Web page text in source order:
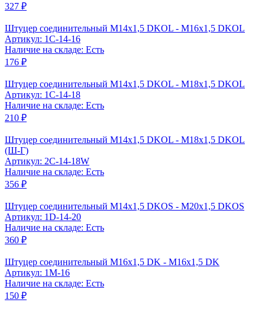
327 ₽
Штуцер соединительный M14x1,5 DKOL - M16x1,5 DKOL
Артикул: 1C-14-16
Наличие на складе: Есть
176 ₽
Штуцер соединительный M14x1,5 DKOL - M18x1,5 DKOL
Артикул: 1C-14-18
Наличие на складе: Есть
210 ₽
Штуцер соединительный M14x1,5 DKOL - M18x1,5 DKOL
(Ш-Г)
Артикул: 2C-14-18W
Наличие на складе: Есть
356 ₽
Штуцер соединительный M14x1,5 DKOS - M20x1,5 DKOS
Артикул: 1D-14-20
Наличие на складе: Есть
360 ₽
Штуцер соединительный M16x1,5 DK - M16x1,5 DK
Артикул: 1M-16
Наличие на складе: Есть
150 ₽